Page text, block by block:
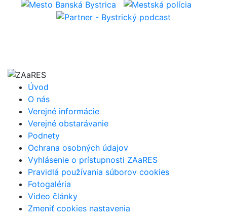
Úvod
O nás
Verejné informácie
Verejné obstarávanie
Podnety
Ochrana osobných údajov
Vyhlásenie o prístupnosti ZAaRES
Pravidlá používania súborov cookies
Fotogaléria
Video články
Zmeniť cookies nastavenia